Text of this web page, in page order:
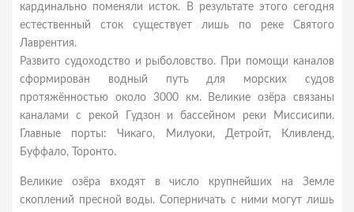
кардинально поменяли исток. В результате этого сегодня
естественный сток существует лишь по реке Святого
Лаврентия.
Развито судоходство и рыболовство. При помощи каналов
сформирован водный путь для морских судов
протяжённостью около 3000 км. Великие озёра связаны
каналами с рекой Гудзон и бассейном реки Миссисипи.
Главные порты: Чикаго, Милуоки, Детройт, Кливленд,
Буффало, Торонто.
Великие озёра входят в число крупнейших на Земле
скоплений пресной воды. Соперничать с ними могут лишь